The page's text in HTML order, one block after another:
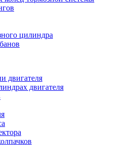
цилиндра
двигателя
двигателя